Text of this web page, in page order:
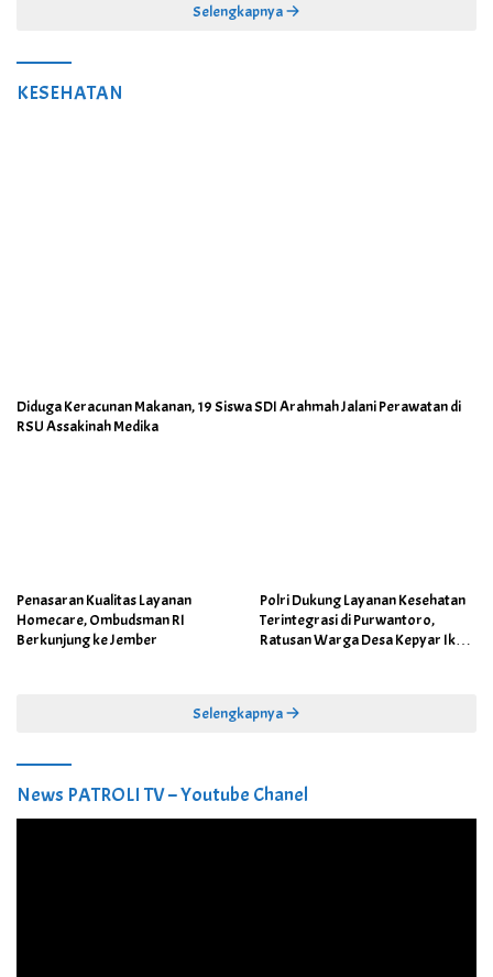
Selengkapnya
KESEHATAN
Diduga Keracunan Makanan, 19 Siswa SDI Arahmah Jalani Perawatan di
RSU Assakinah Medika
Penasaran Kualitas Layanan
Homecare, Ombudsman RI
Berkunjung ke Jember
Polri Dukung Layanan Kesehatan
Terintegrasi di Purwantoro,
Ratusan Warga Desa Kepyar Ikuti
Selengkapnya
News PATROLI TV – Youtube Chanel